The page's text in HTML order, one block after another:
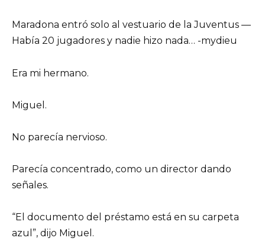
Maradona entró solo al vestuario de la Juventus —
Había 20 jugadores y nadie hizo nada… -mydieu
Era mi hermano.
Miguel.
No parecía nervioso.
Parecía concentrado, como un director dando
señales.
“El documento del préstamo está en su carpeta
azul”, dijo Miguel.